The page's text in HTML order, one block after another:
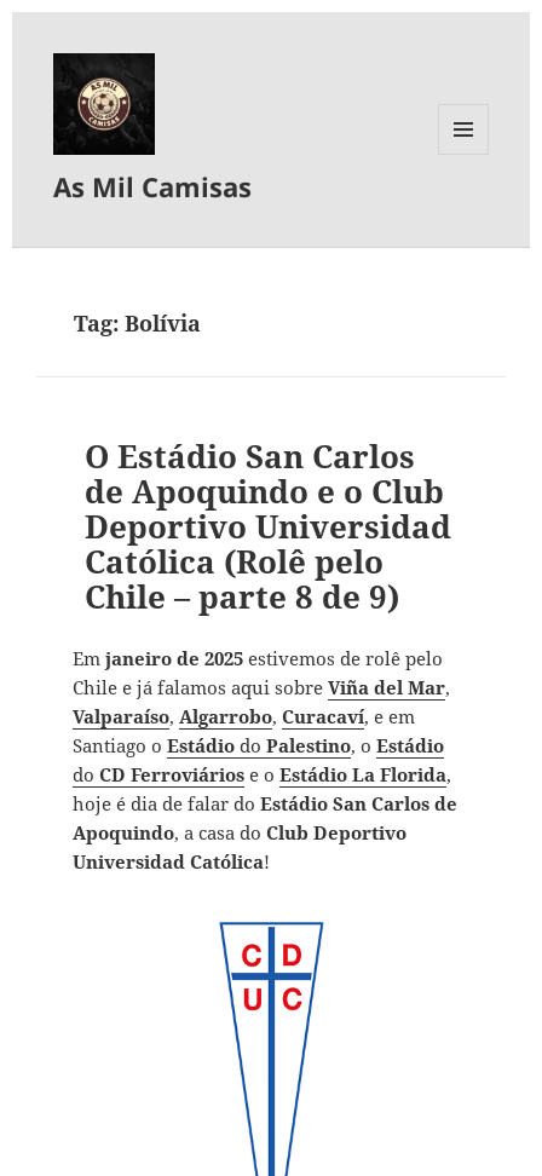
As Mil Camisas
Tag:Bolívia
O Estádio San Carlos
de Apoquindo e o Club
Deportivo Universidad
Católica (Rolê pelo
Chile – parte 8 de 9)
Em janeiro de 2025estivemos de rolê pelo
Chile e já falamos aqui sobre Viña del Mar,
Valparaíso, Algarrobo, Curacaví, e em
Santiago o Estádio do Palestino, o Estádio
do CD Ferroviáriose o Estádio La Florida,
hoje é dia de falar do Estádio San Carlos de
Apoquindo, a casa do Club Deportivo
Universidad Católica!